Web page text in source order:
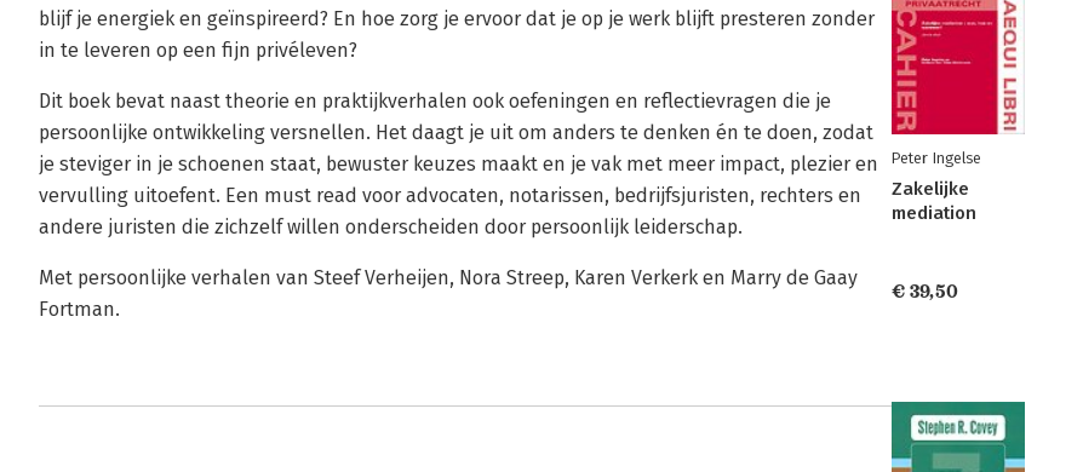
blijf je energiek en geïnspireerd? En hoe zorg je ervoor dat je op je werk blijft presteren zonder
in te leveren op een fijn privéleven?
Dit boek bevat naast theorie en praktijkverhalen ook oefeningen en reflectievragen die je
persoonlijke ontwikkeling versnellen. Het daagt je uit om anders te denken én te doen, zodat
je steviger in je schoenen staat, bewuster keuzes maakt en je vak met meer impact, plezier en
vervulling uitoefent. Een must read voor advocaten, notarissen, bedrijfsjuristen, rechters en
andere juristen die zichzelf willen onderscheiden door persoonlijk leiderschap.
Met persoonlijke verhalen van Steef Verheijen, Nora Streep, Karen Verkerk en Marry de Gaay
Fortman.
Peter Ingelse
Zakelijke
mediation
€ 39,50